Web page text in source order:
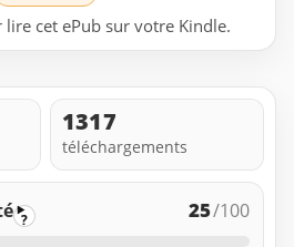
cet ePub sur votre Kindle.
1317
téléchargements
? 25/100